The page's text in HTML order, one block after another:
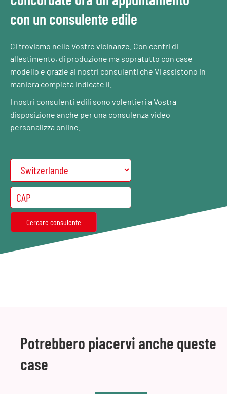
con un consulente edile
Ci troviamo nelle Vostre vicinanze. Con centri di
allestimento, di produzione ma sopratutto con case
modello e grazie ai nostri consulenti che Vi assistono in
maniera completa Indicate il.
I nostri consulenti edili sono volentieri a Vostra
disposizione anche per una consulenza video
personalizza online.
Potrebbero piacervi anche queste
case